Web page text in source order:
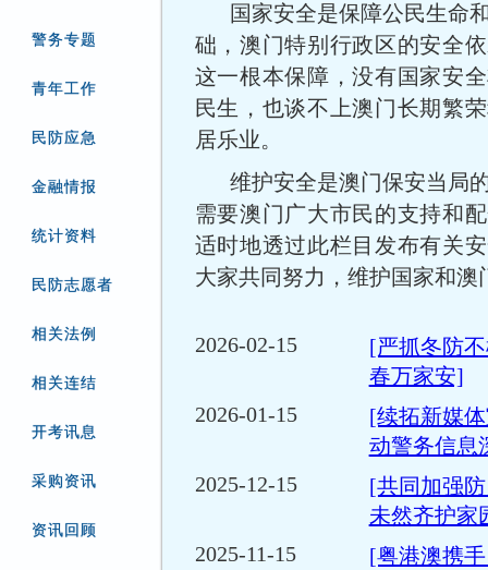
警务专题
青年工作
民防应急
金融情报
统计资料
民防志愿者
相关法例
相关连结
开考讯息
采购资讯
资讯回顾
国家安全是保障公民生命
础，澳门特别行政区的安全
这一根本保障，没有国家安
民生，也谈不上澳门长期繁
居乐业。
维护安全是澳门保安当局
需要澳门广大市民的支持和
适时地透过此栏目发布有关
大家共同努力，维护国家和澳
2026-02-15
[严抓冬防
春万家安]
2026-01-15
[续拓新媒
动警务信息
2025-12-15
[共同加强
未然齐护家
2025-11-15
[粤港澳携